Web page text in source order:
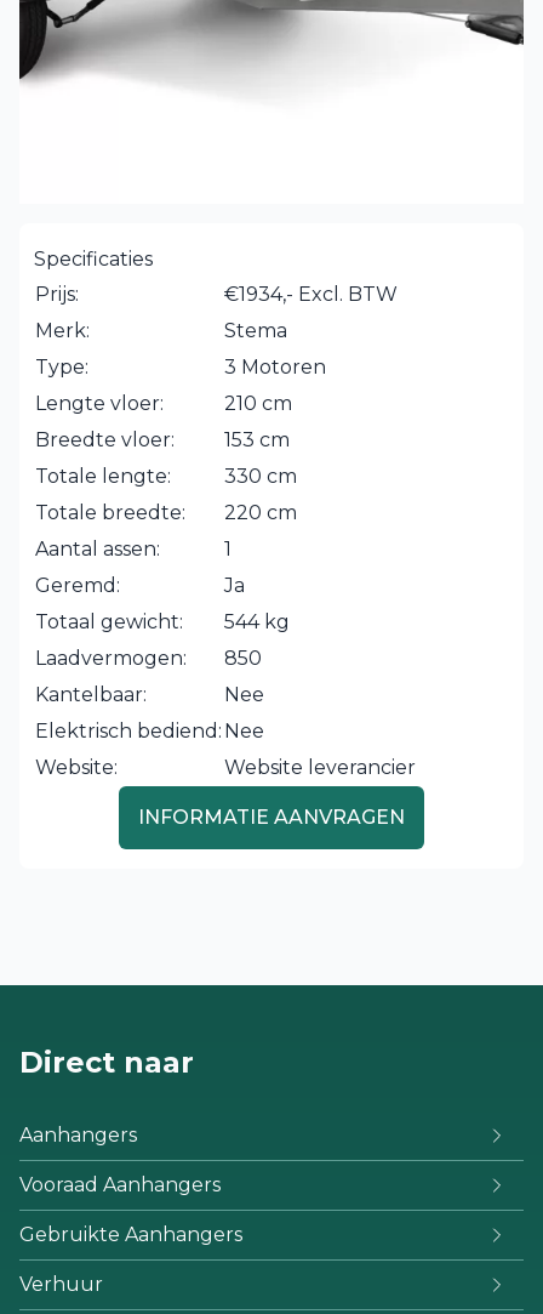
Specificaties
Prijs:
€1934,- Excl. BTW
Merk:
Stema
Type:
3 Motoren
Lengte vloer:
210 cm
Breedte vloer:
153 cm
Totale lengte:
330 cm
Totale breedte:
220 cm
Aantal assen:
1
Geremd:
Ja
Totaal gewicht:
544 kg
Laadvermogen:
850
Kantelbaar:
Nee
Elektrisch bediend: Nee
Website:
Website leverancier
INFORMATIE AANVRAGEN
Direct naar
Aanhangers
Vooraad Aanhangers
Gebruikte Aanhangers
Verhuur